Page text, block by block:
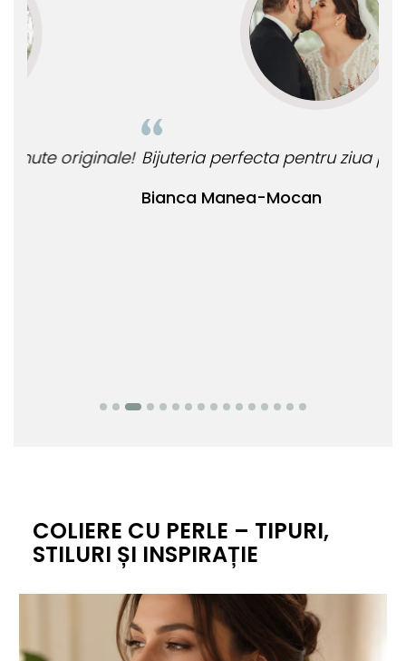
Bianca Manea-Mocan
Bijuteria perfecta pentru ziua perfecta!
COLIERE CU PERLE – TIPURI,
STILURI ȘI INSPIRAȚIE